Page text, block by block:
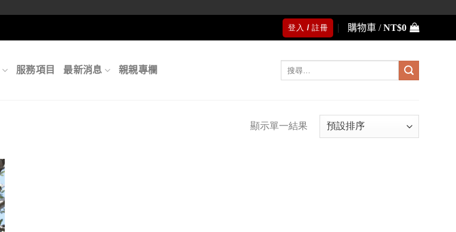
登入 / 註冊 購物車 /NT$0
服務項目 最新消息 親親專欄
顯示單一結果